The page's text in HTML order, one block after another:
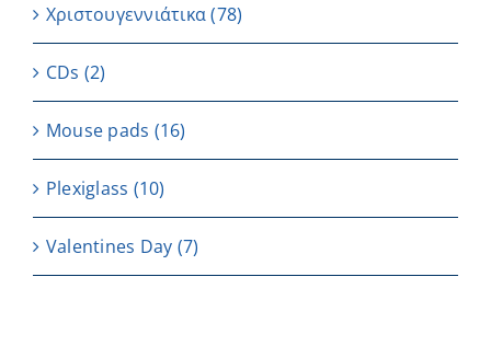
Χριστουγεννιάτικα(78)
CDs (2)
Μouse pads (16)
Plexiglass (10)
Valentines Day (7)